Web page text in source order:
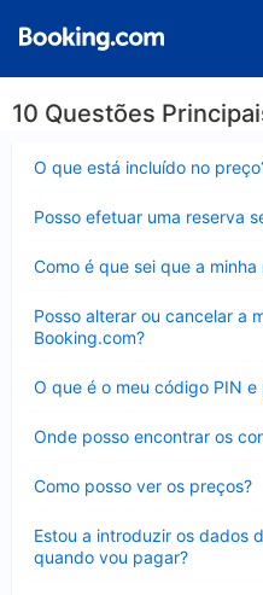
10 Questões
O que está incluído no
fechado
Posso efetuar uma reserva
fechado
Como é que sei que a
fechado
Posso alterar ou cancelar a
Booking.com?
fechado
O que é o meu código PIN
fechado
Onde posso encontrar os
fechado
Como posso ver os preços?
fechado
Estou a introduzir os dados
quando vou pagar?
fechado